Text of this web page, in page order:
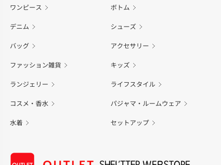
ワンピース ボトム
デニム シューズ
バッグ アクセサリー
ファッション雑貨 キッズ
ランジェリー ライフスタイル
コスメ・香水 パジャマ・ルームウェア
水着 セットアップ